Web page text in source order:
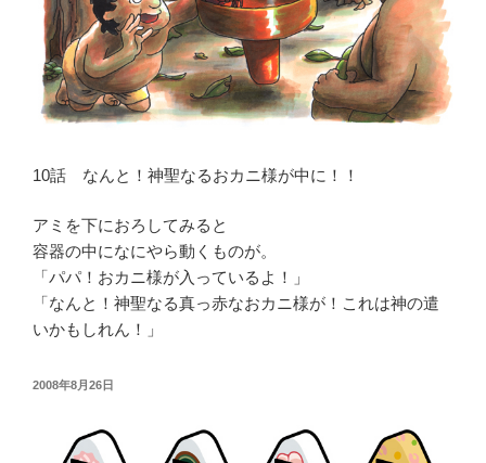
10話 なんと！神聖なるおカニ様が中に！！
アミを下におろしてみると
容器の中になにやら動くものが。
「パパ！おカニ様が入っているよ！」
「なんと！神聖なる真っ赤なおカニ様が！これは神の遣
いかもしれん！」
投
2008年8月26日